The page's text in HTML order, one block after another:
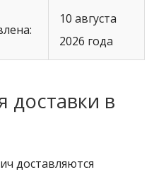
10 августа
2026 года
доставки в
доставляются